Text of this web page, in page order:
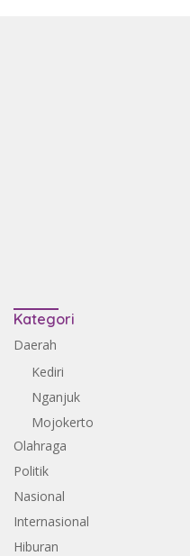
Kategori
Daerah
Kediri
Nganjuk
Mojokerto
Olahraga
Politik
Nasional
Internasional
Hiburan